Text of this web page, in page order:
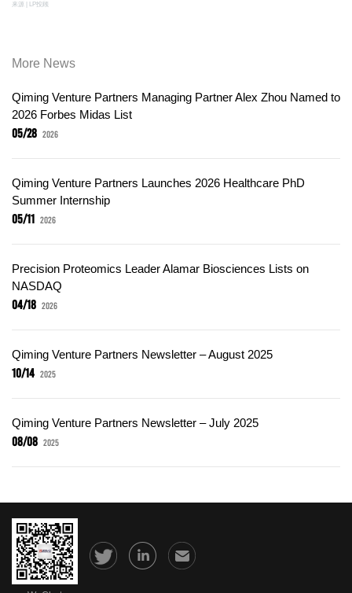
来源 | LP投顾
More News
Qiming Venture Partners Managing Partner Alex Zhou Named to
2026 Forbes Midas List
05/28 2026
Qiming Venture Partners Launches 2026 Healthcare PhD
Summer Internship
05/11 2026
Precision Proteomics Leader Alamar Biosciences Lists on
NASDAQ
04/18 2026
Qiming Venture Partners Newsletter – August 2025
10/14 2025
Qiming Venture Partners Newsletter – July 2025
08/08 2025